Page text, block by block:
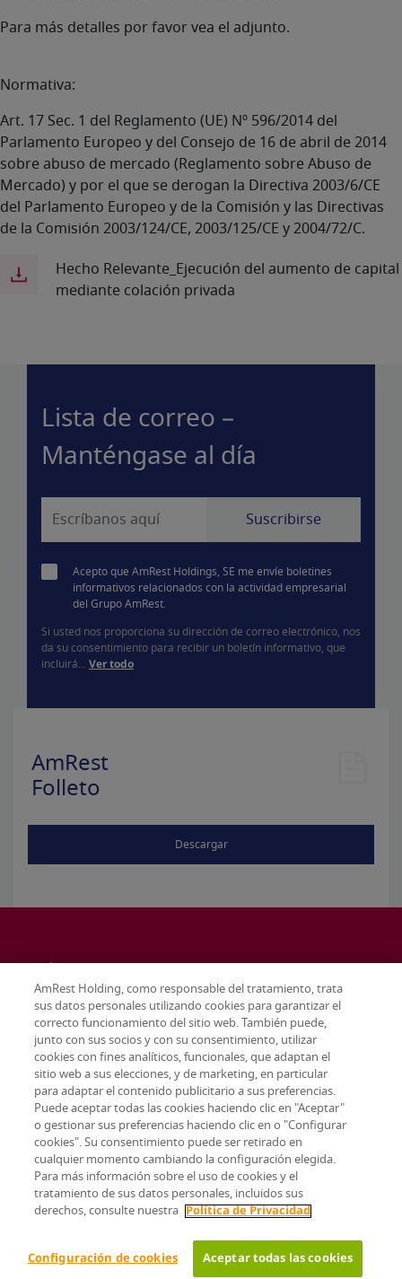
Para más detalles por favor vea el adjunto.
Normativa:
Art. 17 Sec. 1 del Reglamento (UE) Nº 596/2014 del
Parlamento Europeo y del Consejo de 16 de abril de 2014
sobre abuso de mercado (Reglamento sobre Abuso de
Mercado) y por el que se derogan la Directiva 2003/6/CE
del Parlamento Europeo y de la Comisión y las Directivas
de la Comisión 2003/124/CE, 2003/125/CE y 2004/72/C.
Hecho Relevante_Ejecución del aumento de capital
mediante colación privada
Lista de correo –
Manténgase al día
Acepto que AmRest Holdings, SE me envíe boletines
informativos relacionados con la actividad empresarial
del Grupo AmRest.
Si usted nos proporciona su dirección de correo electrónico, nos
da su consentimiento para recibir un boletín informativo, que
incluirá... Ver todo
AmRest
Folleto
Descargar
Terms & conditions
Privacy policy
Configuración de cookies
AmRest Holding, como responsable del tratamiento, trata
sus datos personales utilizando cookies para garantizar el
correcto funcionamiento del sitio web. También puede,
junto con sus socios y con su consentimiento, utilizar
cookies con fines analíticos, funcionales, que adaptan el
sitio web a sus elecciones, y de marketing, en particular
para adaptar el contenido publicitario a sus preferencias.
Puede aceptar todas las cookies haciendo clic en "Aceptar"
o gestionar sus preferencias haciendo clic en o "Configurar
cookies". Su consentimiento puede ser retirado en
cualquier momento cambiando la configuración elegida.
Para más información sobre el uso de cookies y el
tratamiento de sus datos personales, incluidos sus
derechos, consulte nuestra
Política de Privacidad
Configuración de cookies Aceptar todas las cookies